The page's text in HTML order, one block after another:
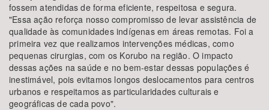
fossem atendidas de forma eficiente, respeitosa e segura.
"Essa ação reforça nosso compromisso de levar assistência de
qualidade às comunidades indígenas em áreas remotas. Foi a
primeira vez que realizamos intervenções médicas, como
pequenas cirurgias, com os Korubo na região. O impacto
dessas ações na saúde e no bem-estar dessas populações é
inestimável, pois evitamos longos deslocamentos para centros
urbanos e respeitamos as particularidades culturais e
geográficas de cada povo".